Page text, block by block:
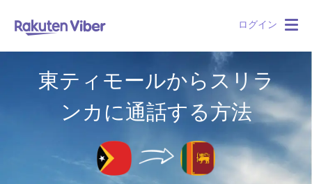
ログイン
東ティモールからスリラ
ンカに通話する方法